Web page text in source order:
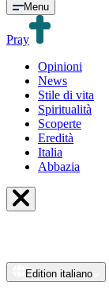
Menu
Pray
Opinioni
News
Stile di vita
Spiritualità
Scoperte
Eredità
Italia
Abbazia
Edition italiano